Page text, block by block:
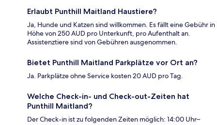
Erlaubt Punthill Maitland Haustiere?
Ja, Hunde und Katzen sind willkommen. Es fällt eine Gebühr in
Höhe von 250 AUD pro Unterkunft, pro Aufenthalt an.
Assistenztiere sind von Gebühren ausgenommen.
Bietet Punthill Maitland Parkplätze vor Ort an?
Ja. Parkplätze ohne Service kosten 20 AUD pro Tag.
Welche Check-in- und Check-out-Zeiten hat
Punthill Maitland?
Der Check-in ist zu folgenden Zeiten möglich: 14:00 Uhr–